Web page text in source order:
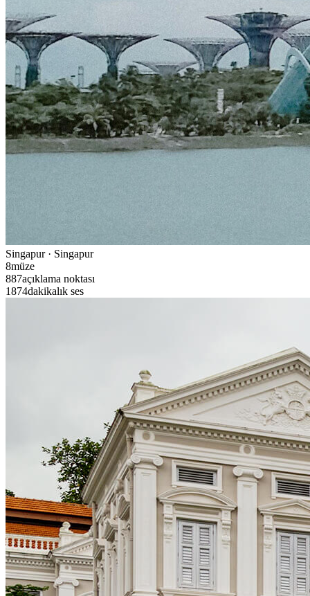
Singapur · Singapur
8müze
887açıklama noktası
1874dakikalık ses